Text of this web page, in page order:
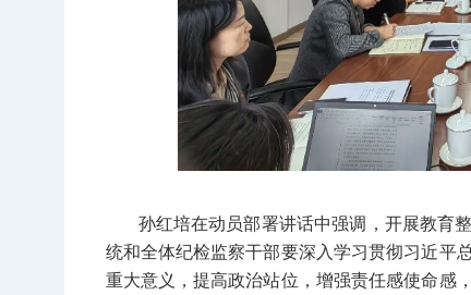
孙红培在动员部署讲话中强调，开展教育
统和全体纪检监察干部要深入学习贯彻习近平
重大意义，提高政治站位，增强责任感使命感